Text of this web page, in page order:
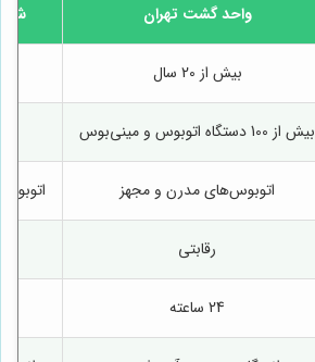
واحد گشت تهران
بیش از 20 سال
بیش از 100 دستگاه اتوبوس و مینی‌بوس
اتوبوس‌های مدرن و مجهز
رقابتی
24 ساعته